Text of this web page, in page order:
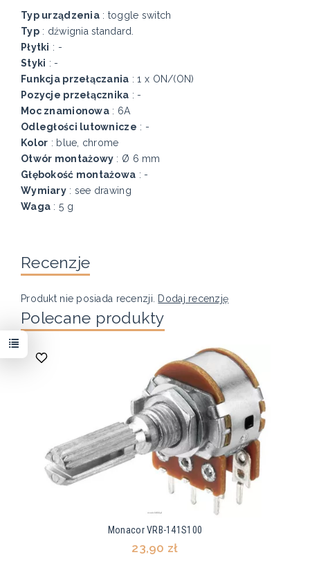
Typ urządzenia: toggle switch
Typ: dźwignia standard.
Płytki : -
Styki : -
Funkcja przełączania : 1 x ON/(ON)
Pozycje przełącznika : -
Moc znamionowa: 6A
Odległości lutownicze : -
Kolor : blue, chrome
Otwór montażowy : Ø 6 mm
Głębokość montażowa : -
Wymiary: see drawing
Waga : 5 g
Recenzje
Produkt nie posiada recenzji. Dodaj recenzję
Polecane produkty
Monacor VRB-141S100
23,90 zł